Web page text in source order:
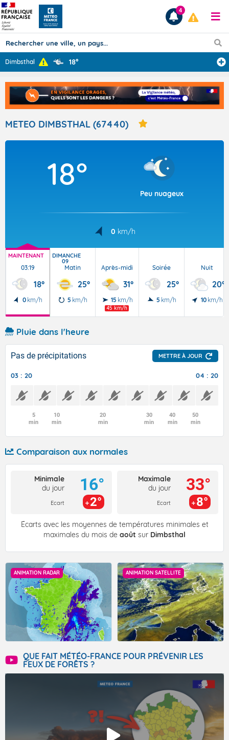
Prévisions
TOUS LES RÉSULTATS
Articles
4
Dimbsthal 18°
METEO DIMBSTHAL (67440)
18°
Peu nuageux
0 km/h
MAINTENANT
03:19
18°
0 km/h
DIMANCHE
09
Matin
25°
5 km/h
Après-midi
31°
15 km/h
45 km/h
Soirée
25°
5 km/h
Nuit
20°
10 km/h
Pluie dans l'heure
Pas de précipitations METTRE À JOUR
03 : 20 04 : 20
5
min
10
min
20
min
30
min
40
min
50
min
Comparaison aux normales
Minimale
du jour
Ecart
16°
2°
Maximale
du jour
Ecart
33°
8°
Écarts avec les moyennes de températures minimales et
maximales du mois de août sur Dimbsthal
ANIMATION RADAR ANIMATION SATELLITE
QUE FAIT MÉTÉO-FRANCE POUR PRÉVENIR LES
FEUX DE FORÊTS ?